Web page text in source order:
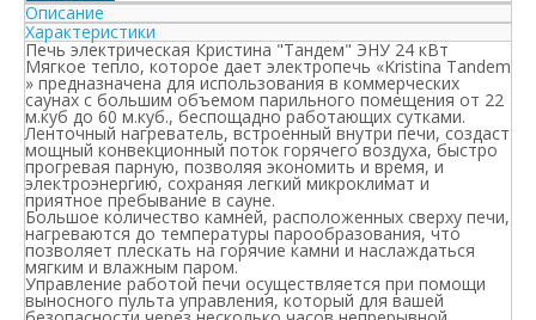
Описание
Характеристики
Печь электрическая Кристина "Тандем" ЭНУ 24 кВт
Мягкое тепло, которое дает электропечь «Kristina Tandem
» предназначена для использования в коммерческих
саунах с большим объемом парильного помещения от 22
м.куб до 60 м.куб., беспощадно работающих сутками.
Ленточный нагреватель, встроенный внутри печи, создаст
мощный конвекционный поток горячего воздуха, быстро
прогревая парную, позволяя экономить и время, и
электроэнергию, сохраняя легкий микроклимат и
приятное пребывание в сауне.
Большое количество камней, расположенных сверху печи,
нагреваются до температуры парообразования, что
позволяет плескать на горячие камни и наслаждаться
мягким и влажным паром.
Управление работой печи осуществляется при помощи
выносного пульта управления, который для вашей